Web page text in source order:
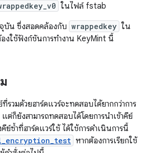
ในไฟล์ fstab
บัน ซึ่งสอดคล้องกับ wrappedkey ใน
งใช้ฟังก์ชันการทำงาน KeyMint นี้
ที่รวมด้วยฮาร์ดแวร์จะทดสอบได้ยากกว่าการ
ต่ก็ยังสามารถทดสอบได้โดยการนำเข้าคีย์
ย์ซ้ำที่ฮาร์ดแวร์ใช้ ได้ใช้การดำเนินการนี้
หากต้องการเรียกใช้